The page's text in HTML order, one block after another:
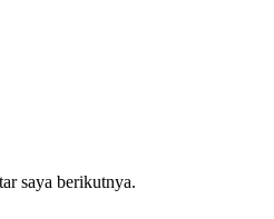
saya berikutnya.